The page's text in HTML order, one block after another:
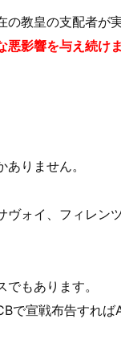
教皇の支配者が
影響を与え続けま
りません。
ォイ、フィレン
もあります。
で宣戦布告すれ